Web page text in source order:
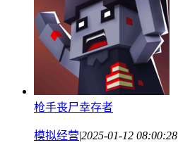
枪手丧尸幸存者
模拟经营|2025-01-12 08:00:28